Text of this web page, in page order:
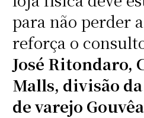
para não perder a
reforça o
José Ritondaro,
Malls, divisão
de varejo